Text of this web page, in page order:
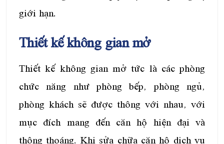
giới hạn.
Thiết kế không gian mở
Thiết kế không gian mở tức là các phòng
chức năng như phòng bếp, phòng ngủ,
phòng khách sẽ được thông với nhau, với
mục đích mang đến căn hộ hiện đại và